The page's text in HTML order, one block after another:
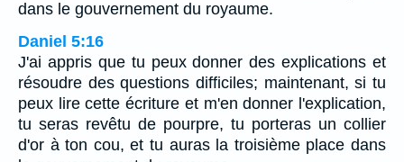
dans le gouvernement du royaume.
Daniel 5:16
J'ai appris que tu peux donner des explications et
résoudre des questions difficiles; maintenant, si tu
peux lire cette écriture et m'en donner l'explication,
tu seras revêtu de pourpre, tu porteras un collier
d'or à ton cou, et tu auras la troisième place dans